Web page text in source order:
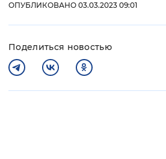
ОПУБЛИКОВАНО 03.03.2023 09:01
Поделиться новостью